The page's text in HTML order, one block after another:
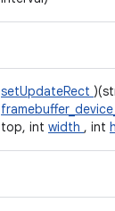
setUpdateRect
top, int width , int